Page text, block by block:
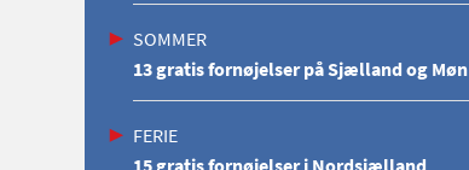
SOMMER
13 gratis fornøjelser på Sjælland og Møn
FERIE